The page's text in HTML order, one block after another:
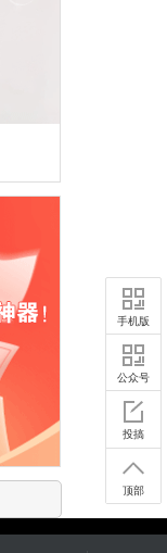
手机版
公众号
投搞
顶部